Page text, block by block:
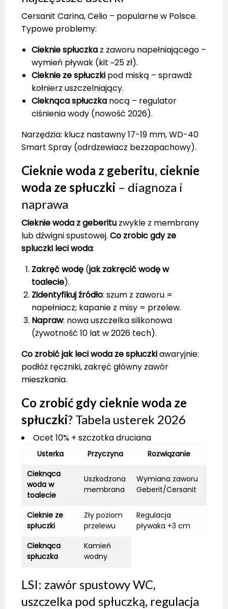
Cersanit Carina, Celio – popularne w Polsce.
Typowe problemy:
Cieknie spłuczka z zaworu napełniającego –
wymień pływak (kit ~25 zł).
Cieknie ze spłuczki pod miską – sprawdź
kołnierz uszczelniający.
Cieknąca spłuczka nocą – regulator
ciśnienia wody (nowość 2026).
Narzędzia: klucz nastawny 17-19 mm, WD-40
Smart Spray (odrdzewiacz bezzapachowy).
Cieknie woda z geberitu, cieknie
woda ze spłuczki – diagnoza i
naprawa
Cieknie woda z geberitu zwykle z membrany
lub dźwigni spustowej. Co zrobic gdy ze
spluczki leci woda:
Zakręć wodę (jak zakręcić wodę w
toalecie).
Zidentyfikuj źródło: szum z zaworu =
napełniacz; kapanie z misy = przelew.
Napraw: nowa uszczelka silikonowa
(żywotność 10 lat w 2026 tech).
Co zrobić jak leci woda ze spłuczkiawaryjnie:
podłóż ręczniki, zakręć główny zawór
mieszkania.
Co zrobić gdy cieknie woda ze
spłuczki? Tabela usterek 2026
Ocet 10% + szczotka druciana
Usterka Przyczyna
Rozwiązanie
Cieknąca
woda w
toalecie
Uszkodzona
membrana
Wymiana zaworu
Geberit/Cersanit
Cieknie ze
spłuczki
Zły poziom
przelewu
Regulacja
pływaka +3 cm
Cieknąca
spłuczka
Kamień
wodny
LSI: zawór spustowy WC,
uszczelka pod spłuczką, regulacja